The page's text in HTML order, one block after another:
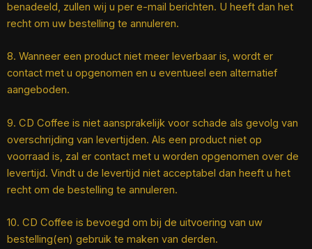
benadeeld, zullen wij u per e-mail berichten. U heeft dan het
recht om uw bestelling te annuleren.
8. Wanneer een product niet meer leverbaar is, wordt er
contact met u opgenomen en u eventueel een alternatief
aangeboden.
9. CD Coffee is niet aansprakelijk voor schade als gevolg van
overschrijding van levertijden. Als een product niet op
voorraad is, zal er contact met u worden opgenomen over de
levertijd. Vindt u de levertijd niet acceptabel dan heeft u het
recht om de bestelling te annuleren.
10. CD Coffee is bevoegd om bij de uitvoering van uw
bestelling(en) gebruik te maken van derden.